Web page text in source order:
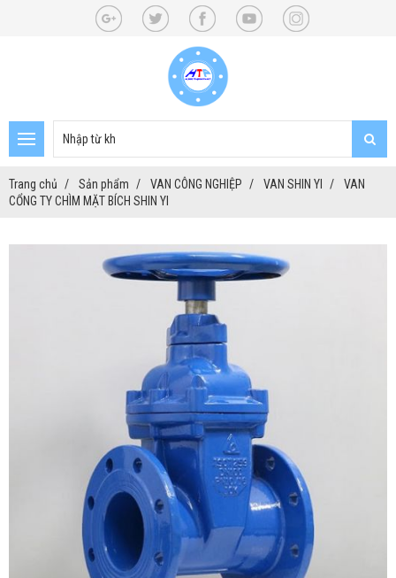
Trang chủ Sản phẩm VAN CÔNG NGHIỆP VAN SHIN YI
VAN
CỔNG TY CHÌM MẶT BÍCH SHIN YI